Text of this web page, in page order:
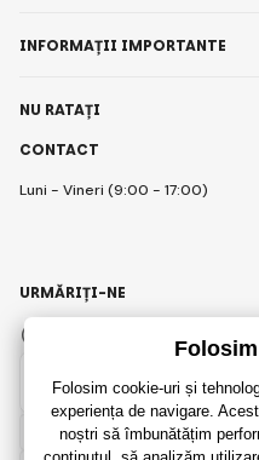
CONTACT
Luni - Vineri (9:00 - 17:00)
INFORMAȚII IMPORTANTE
NU RATAȚI
Romanian
URMĂRIȚI-NE
Instagram